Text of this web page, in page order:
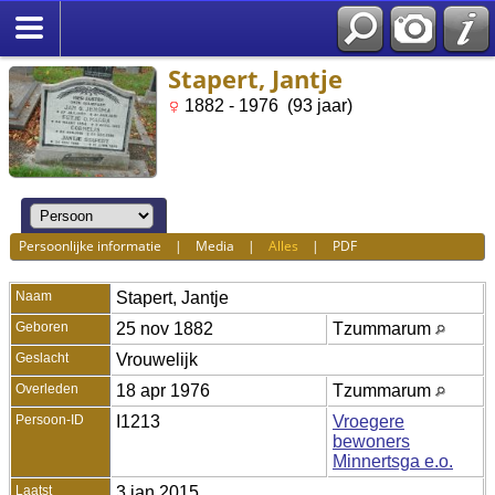
Stapert, Jantje
1882 - 1976 (93 jaar)
Persoonlijke informatie | Media |Alles | PDF
Naam Stapert, Jantje
Geboren 25 nov 1882 Tzummarum
Geslacht Vrouwelijk
Overleden 18 apr 1976 Tzummarum
Persoon-ID I1213
Vroegere
bewoners
Minnertsga e.o.
Laatst